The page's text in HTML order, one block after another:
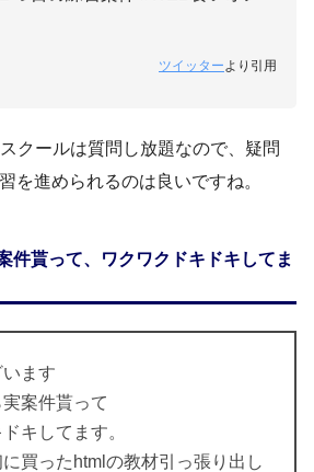
ツイッター より引用
クールは質問し放題なので、疑問
を進められるのは良いですね。
件貰って、ワクワクドキドキしてま
ます
案件貰って
キしてます。
買ったhtmlの教材引っ張り出し